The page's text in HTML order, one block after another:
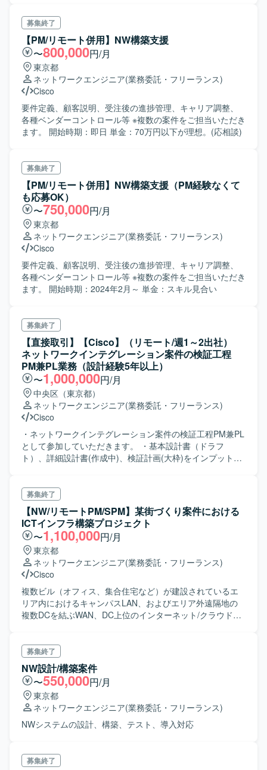
募集終了
【PM/リモート併用】NW構築支援
〜800,000円/月
東京都
ネットワークエンジニア(業務委託・フリーランス)
Cisco
要件定義、顧客説明、受注後の進捗管理、キャリア調整、
各種ベンダーコントロール等 ※複数の案件をご担当いただき
ます。 開始時期：即日 単金：70万円以下が理想。(応相談)
募集終了
【PM/リモート併用】NW構築支援（PM経験なくて
も応募OK）
〜750,000円/月
東京都
ネットワークエンジニア(業務委託・フリーランス)
Cisco
要件定義、顧客説明、受注後の進捗管理、キャリア調整、
各種ベンダーコントロール等 ※複数の案件をご担当いただき
ます。 開始時期：2024年2月～ 単金：スキル見合い
募集終了
【直接取引】【Cisco】（リモート/週1～2出社）
ネットワークインテグレーション案件の検証工程
PM兼PL業務（設計経験5年以上）
〜1,000,000円/月
中央区（東京都）
ネットワークエンジニア(業務委託・フリーランス)
Cisco
・ネットワークインテグレーション案件の検証工程PM兼PL
として参加していただきます。 ・基本設計書（ドラフ
ト）、詳細設計書(作成中)、検証計画(大枠)をインプットと
料の元受けSIer向け説明 ・業務遂行にあたり、以下の関係
者と連携していただきます -元受けSIer担当者 -基本設計担
当者、詳細設計担当者、 検証作業メンバー 設計と並行して
検証を進めるため、連携必要になります -ネットワーク機器
メーカー関係者(技術面の問い合わせ先として） ・関係者と
の打ち合わせはWebを主とし、必要に応じて対面を併用し
ます ・業務はリモートとオンサイトの併用とします 週2
日程度、新川(東京都中央区)又は、二俣新町(千葉県市川市)
に往訪していただきます
募集終了
【NW/リモートPM/SPM】某街づくり案件における
ICTインフラ構築プロジェクト
〜1,100,000円/月
東京都
ネットワークエンジニア(業務委託・フリーランス)
Cisco
複数ビル（オフィス、集合住宅など）が建設されているエ
リア内におけるキャンパスLAN、およびエリア外遠隔地の
複数DCを結ぶWAN、DC上位のインターネット/クラウド接
募集終了
NW設計/構築案件
〜550,000円/月
東京都
ネットワークエンジニア(業務委託・フリーランス)
NWシステムの設計、構築、テスト、導入対応
募集終了